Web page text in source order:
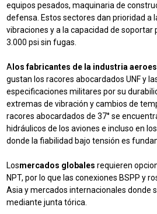
equipos pesados, maquinaria de
defensa. Estos sectores dan prioridad a
vibraciones y a la capacidad de soportar
3.000 psi sin fugas.
A los fabricantes de la industria
gustan los racores abocardados UNF y
especificaciones militares por su
extremas de vibración y cambios de
racores abocardados de 37° se
hidráulicos de los aviones e incluso en
donde la fiabilidad bajo tensión es
Losmercados globalesrequieren
NPT, por lo que las conexiones BSPP y
Asia y mercados internacionales donde
mediante junta tórica.